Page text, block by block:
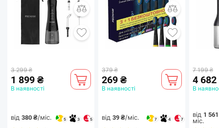
3 299 ₴
1 899 ₴
В наявності
від 380 ₴/міс. 5 3 5
379 ₴
269 ₴
В наявності
від 39 ₴/міс. 7 4 7
7 199 ₴
4
В
від 1
міс.